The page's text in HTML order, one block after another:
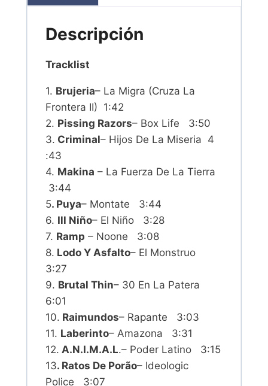
Descripción
Tracklist
1. Brujeria– La Migra (Cruza La
Frontera II) 1:42
2. Pissing Razors– Box Life 3:50
3. Criminal– Hijos De La Miseria 4
:43
4. Makina – La Fuerza De La Tierra
3:44
5. Puya– Montate 3:44
6. Ill Niño– El Niño 3:28
7. Ramp – Noone 3:08
8. Lodo Y Asfalto– El Monstruo
3:27
9. Brutal Thin– 30 En La Patera
6:01
10. Raimundos– Rapante 3:03
11. Laberinto– Amazona 3:31
12. A.N.I.M.A.L.– Poder Latino 3:15
13. Ratos De Porão– Ideologic
Police 3:07